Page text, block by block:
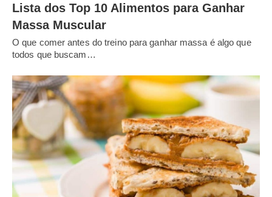
Lista dos Top 10 Alimentos para Ganhar
Massa Muscular
O que comer antes do treino para ganhar massa é algo que
todos que buscam…